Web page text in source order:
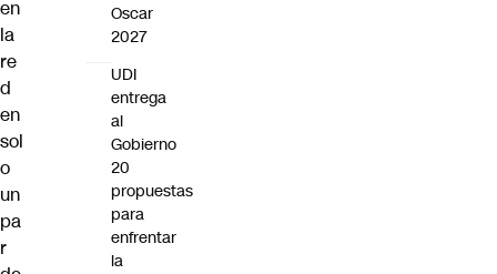
en
la
re
d
en
sol
o
un
pa
r
Oscar
2027
UDI
entrega
al
Gobierno
20
propuestas
para
enfrentar
la